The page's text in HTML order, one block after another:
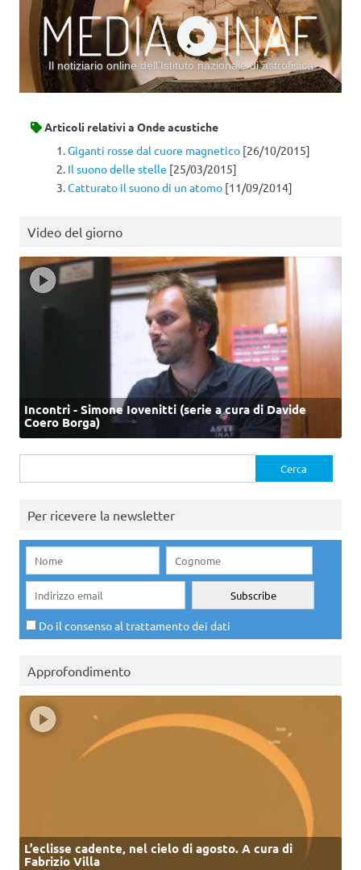
Il notiziario online dell’Istituto nazionale di astrofisica
Articoli relativi a Onde acustiche
Giganti rosse dal cuore magnetico [26/10/2015]
Il suono delle stelle [25/03/2015]
Catturato il suono di un atomo [11/09/2014]
Video del giorno
Incontri - Simone Iovenitti (serie a cura di Davide
Coero Borga)
per:
Per ricevere la newsletter
Do il consenso al trattamento dei dati
Approfondimento
L’eclisse cadente, nel cielo di agosto. A cura di
Fabrizio Villa